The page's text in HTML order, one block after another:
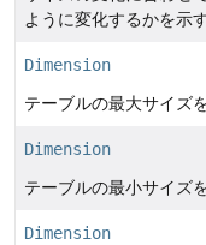
ように変化するかを示
Dimension
テーブルの最大サイズ
Dimension
テーブルの最小サイズ
Dimension